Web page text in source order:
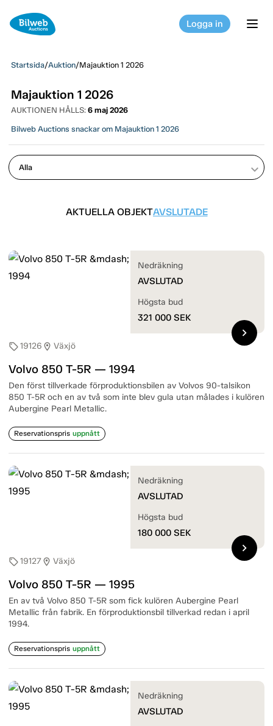
Logga in
Startsida/Auktion/Majauktion 1 2026
Majauktion 1 2026
AUKTIONEN HÅLLS: 6 maj 2026
Bilweb Auctions snackar om Majauktion 1 2026
keyboard_arrow_down
AKTUELLA OBJEKTAVSLUTADE
sell19126 location_on Växjö
Volvo 850 T-5R — 1994
Den först tillverkade förproduktionsbilen av Volvos 90-talsikon
850 T-5R och en av två som inte blev gula utan målades i kulören
Aubergine Pearl Metallic.
Reservationspris uppnått
Nedräkning
AVSLUTAD
Högsta bud
321 000 SEK
chevron_right
sell19127location_on Växjö
Volvo 850 T-5R — 1995
En av två Volvo 850 T-5R som fick kulören Aubergine Pearl
Metallic från fabrik. En förproduktionsbil tillverkad redan i april
1994.
Reservationspris uppnått
Nedräkning
AVSLUTAD
Högsta bud
180 000 SEK
chevron_right
Nedräkning
AVSLUTAD